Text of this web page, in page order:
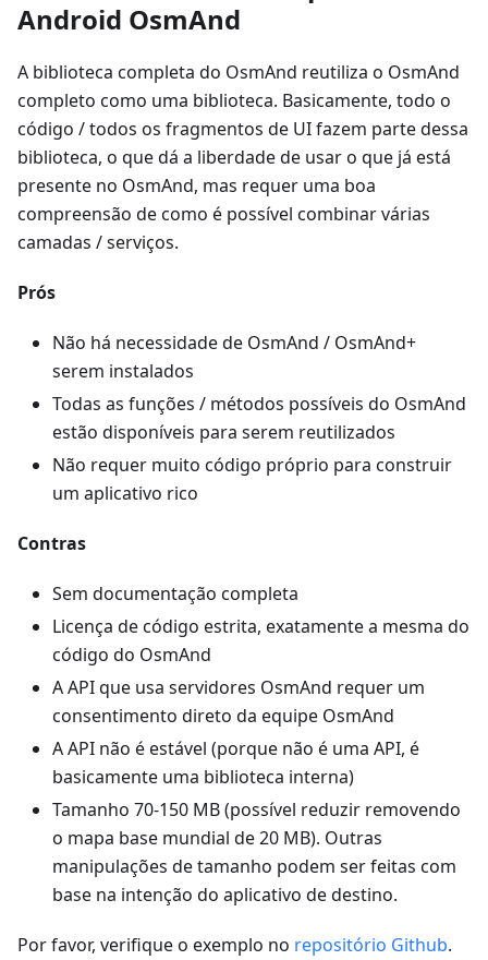
Android OsmAnd
A biblioteca completa do OsmAnd reutiliza o OsmAnd
completo como uma biblioteca. Basicamente, todo o
código / todos os fragmentos de UI fazem parte dessa
biblioteca, o que dá a liberdade de usar o que já está
presente no OsmAnd, mas requer uma boa
compreensão de como é possível combinar várias
camadas / serviços.
Prós
Não há necessidade de OsmAnd / OsmAnd+
serem instalados
Todas as funções / métodos possíveis do OsmAnd
estão disponíveis para serem reutilizados
Não requer muito código próprio para construir
um aplicativo rico
Contras
Sem documentação completa
Licença de código estrita, exatamente a mesma do
código do OsmAnd
A API que usa servidores OsmAnd requer um
consentimento direto da equipe OsmAnd
A API não é estável (porque não é uma API, é
basicamente uma biblioteca interna)
Tamanho 70-150 MB (possível reduzir removendo
o mapa base mundial de 20 MB). Outras
manipulações de tamanho podem ser feitas com
base na intenção do aplicativo de destino.
Por favor, verifique o exemplo no repositório Github.